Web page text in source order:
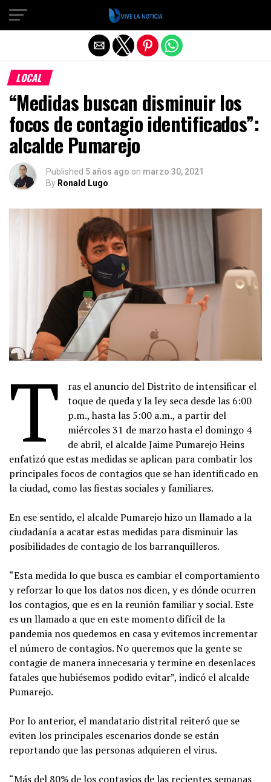
LOCAL
“Medidas buscan disminuir los
focos de contagio identificados”:
alcalde Pumarejo
Published 5 años ago on marzo 30, 2021
By Ronald Lugo
T
ras el anuncio del Distrito de intensificar el
toque de queda y la ley seca desde las 6:00
p.m., hasta las 5:00 a.m., a partir del
miércoles 31 de marzo hasta el domingo 4
de abril, el alcalde Jaime Pumarejo Heins
enfatizó que estas medidas se aplican para combatir los
principales focos de contagios que se han identificado en
la ciudad, como las fiestas sociales y familiares.
En ese sentido, el alcalde Pumarejo hizo un llamado a la
ciudadanía a acatar estas medidas para disminuir las
posibilidades de contagio de los barranquilleros.
“Esta medida lo que busca es cambiar el comportamiento
y reforzar lo que los datos nos dicen, y es dónde ocurren
los contagios, que es en la reunión familiar y social. Este
es un llamado a que en este momento difícil de la
pandemia nos quedemos en casa y evitemos incrementar
el número de contagios. No queremos que la gente se
contagie de manera innecesaria y termine en desenlaces
fatales que hubiésemos podido evitar”, indicó el alcalde
Pumarejo.
Por lo anterior, el mandatario distrital reiteró que se
eviten los principales escenarios donde se están
reportando que las personas adquieren el virus.
“Más del 80% de los contagios de las recientes semanas
Salir de la versión móvil